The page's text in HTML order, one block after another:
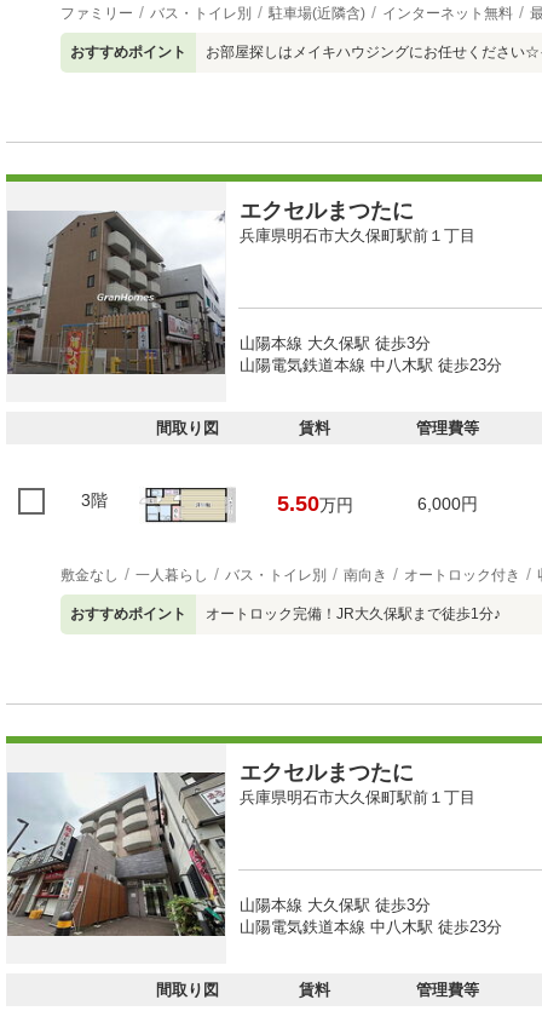
ファミリー バス・トイレ別 駐車場(近隣含) インターネット無料
おすすめポイント お部屋探しはメイキハウジングにお任せくださ
エクセルまつたに
兵庫県明石市大久保町駅前１丁目
山陽本線 大久保駅 徒歩3分
山陽電気鉄道本線 中八木駅 徒歩23分
間取り図 賃料 管理費等
3階 5.50万円 6,000円
敷金なし 一人暮らし バス・トイレ別 南向き オートロック付き
おすすめポイント オートロック完備！JR大久保駅まで徒歩1分♪
エクセルまつたに
兵庫県明石市大久保町駅前１丁目
山陽本線 大久保駅 徒歩3分
山陽電気鉄道本線 中八木駅 徒歩23分
間取り図 賃料 管理費等